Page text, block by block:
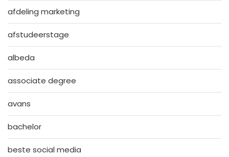
afdeling marketing
afstudeerstage
albeda
associate degree
avans
bachelor
beste social media